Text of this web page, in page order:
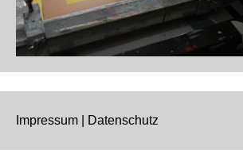
Impressum | Datenschutz